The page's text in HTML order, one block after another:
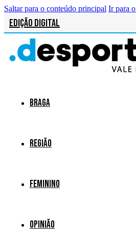
Saltar para o conteúdo principal Ir para
Edição Digital
Braga
Região
Feminino
Opinião